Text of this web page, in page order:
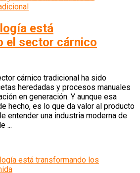
está
el sector cárnico
cárnico tradicional ha sido
heredadas y procesos manuales
en generación. Y aunque esa
hecho, es lo que da valor al producto
entender una industria moderna de
...